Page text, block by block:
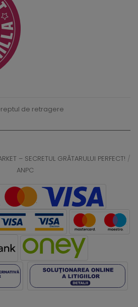
de retragere
– SECRETUL GRĂTARULUI PERFECT! /
ANPC